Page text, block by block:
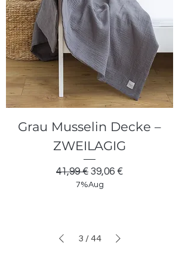
Grau Musselin Decke –
ZWEILAGIG
Standardpreis
41,99 € Sale-Preis
39,06 €
7%Aug
3 / 44